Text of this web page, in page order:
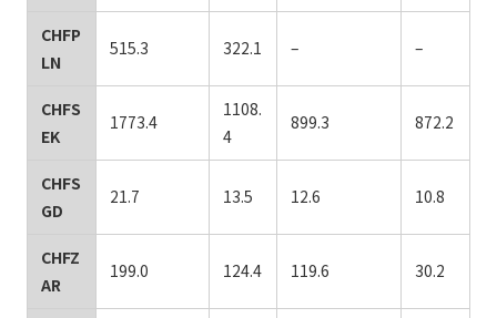
CHFP
LN
515.3 322.1 – –
CHFS
EK
1773.4
1108.
4
899.3 872.2
CHFS
GD
21.7 13.5 12.6 10.8
CHFZ
AR
199.0 124.4 119.6 30.2